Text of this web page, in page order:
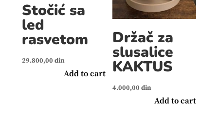
Stočić sa
led
rasvetom
29.800,00 din
Add to cart
Držač za
slusalice
KAKTUS
4.000,00 din
Add to cart